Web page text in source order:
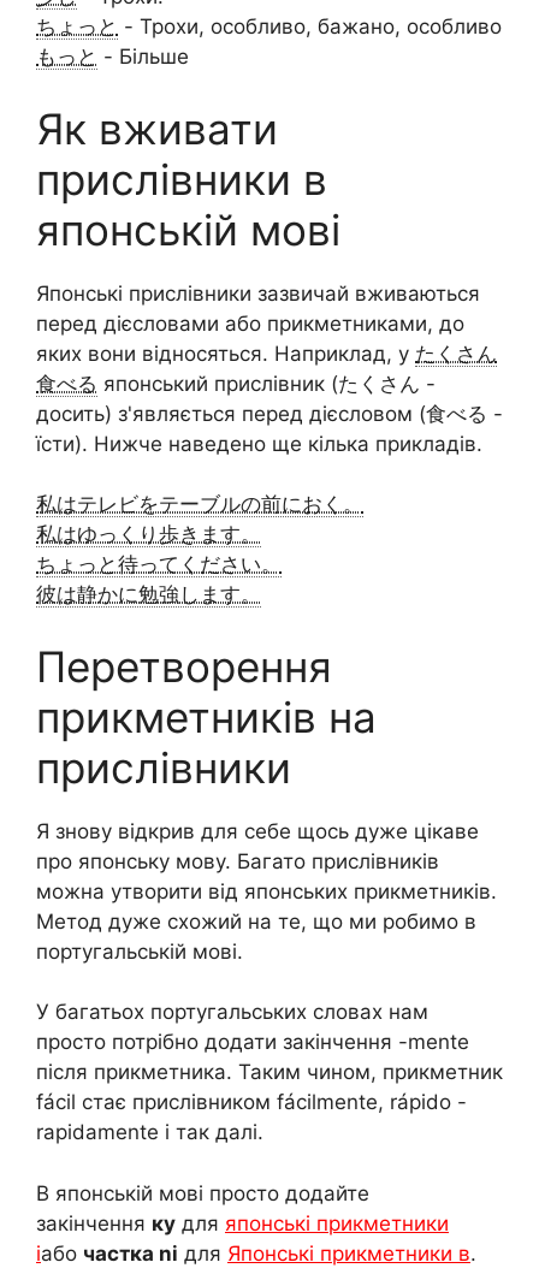
ちょっと - Трохи, особливо, бажано, особливо
もっと - Більше
Як вживати
прислівники в
японській мові
Японські прислівники зазвичай вживаються
перед дієсловами або прикметниками, до
яких вони відносяться. Наприклад, у たくさん
食べる японський прислівник (たくさん -
досить) з'являється перед дієсловом (食べる -
їсти). Нижче наведено ще кілька прикладів.
私はテレビをテーブルの前におく。
私はゆっくり歩きます。
ちょっと待ってください。
彼は静かに勉強します。
Перетворення
прикметників на
прислівники
Я знову відкрив для себе щось дуже цікаве
про японську мову. Багато прислівників
можна утворити від японських прикметників.
Метод дуже схожий на те, що ми робимо в
португальській мові.
У багатьох португальських словах нам
просто потрібно додати закінчення -mente
після прикметника. Таким чином, прикметник
fácil стає прислівником fácilmente, rápido -
rapidamente і так далі.
В японській мові просто додайте
закінчення ку для японські прикметники
iабо частка ni для Японські прикметники в.